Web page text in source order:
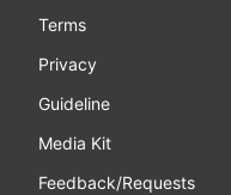
Terms
Privacy
Guideline
Media Kit
Feedback/Requests